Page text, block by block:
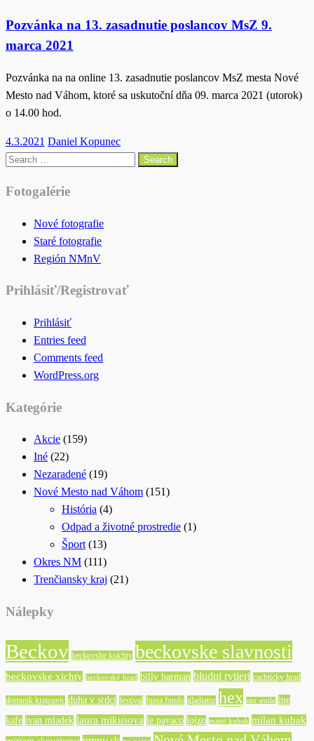
Pozvánka na 13. zasadnutie poslancov MsZ 9.
marca 2021
Pozvánka na na online 13. zasadnutie poslancov MsZ mesta Nové
Mesto nad Váhom, ktoré sa uskutoční dňa 09. marca 2021 (utorok)
o 14.00 hod.
Posted
on
4.3.2021 Daniel Kopunec
Search
Fotogalérie
Nové fotografie
Staré fotografie
Región NMnV
Prihlásiť/Registrovať
Prihlásiť
Entries feed
Comments feed
WordPress.org
Kategórie
Akcie (159)
Iné (22)
Nezaradené (19)
Nové Mesto nad Váhom (151)
História (4)
Odpad a životné prostredie (1)
Šport (13)
Okres NM (111)
Trenčiansky kraj (21)
Nálepky
Beckov beckovske ksichty beckovske slavnosti
beckovske xichty beckovský hrad billy barman bludni rytieri cachticky hrad
dominik krajcovic duha v srdci festival fuera fondo gladiator hex imt smile ine
kafe ivan mladek laura mikusova le payaco lojzo matej kubak milan kubak